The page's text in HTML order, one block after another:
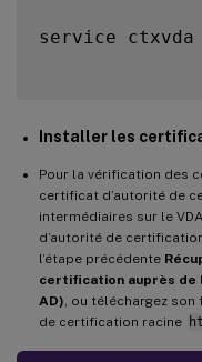
service
Installer les
Pour la vérification des
certificat d’autorité de
intermédiaires sur le
d’autorité de
l’étape précédente
certification auprès de
AD) , ou téléchargez
de certification racine